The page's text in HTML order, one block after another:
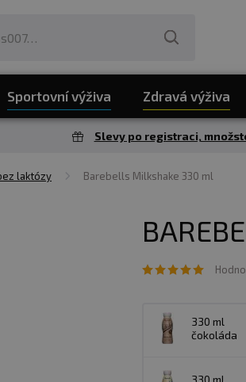
Sportovní výživa Zdravá výživa
Slevy po registraci,
laktózy Barebells Milkshake 330 ml
330 ml
čokoláda
330 ml